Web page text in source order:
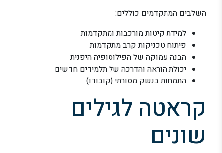
השלבים המתקדמים כוללים:
למידת קיטות מורכבות ומתקדמות
פיתוח טכניקות קרב מתקדמות
הבנה עמוקה של הפילוסופיה היפנית
יכולת הוראה והדרכה של תלמידים חדשים
התמחות בנשק מסורתי (קובודו)
קראטה לגילים
שונים